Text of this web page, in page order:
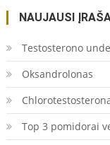
NAUJAUSI
Testosterono
Oksandrolonas
Top 3 pomidorai